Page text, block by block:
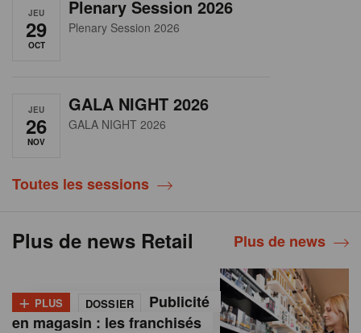
JEU
29
OCT
Plenary Session 2026
Plenary Session 2026
JEU
26
NOV
GALA NIGHT 2026
GALA NIGHT 2026
Toutes les sessions
Plus de news Retail Plus de news
+ PLUS DOSSIER
Publicité
en magasin : les franchisés